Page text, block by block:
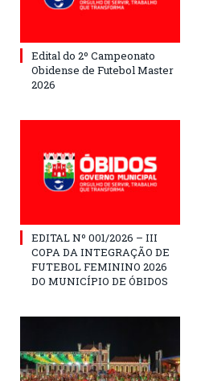
Edital do 2º Campeonato
Obidense de Futebol Master
2026
EDITAL Nº 001/2026 – III
COPA DA INTEGRAÇÃO DE
FUTEBOL FEMININO 2026
DO MUNICÍPIO DE ÓBIDOS